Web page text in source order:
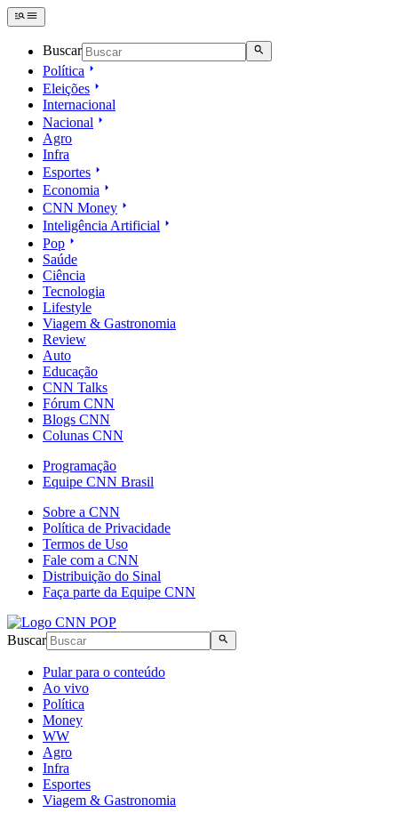
Buscar
Política
Eleições
Internacional
Nacional
Agro
Infra
Esportes
Economia
CNN Money
Inteligência Artificial
Pop
Saúde
Ciência
Tecnologia
Lifestyle
Viagem & Gastronomia
Review
Auto
Educação
CNN Talks
Fórum CNN
Blogs CNN
Colunas CNN
Programação
Equipe CNN Brasil
Sobre a CNN
Política de Privacidade
Termos de Uso
Fale com a CNN
Distribuição do Sinal
Faça parte da Equipe CNN
Buscar
Pular para o conteúdo
Ao vivo
Política
Money
WW
Agro
Infra
Esportes
Viagem & Gastronomia